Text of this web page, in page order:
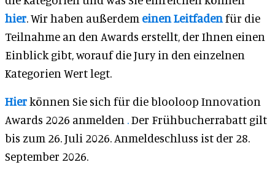
hier. Wir haben außerdem einen Leitfadenfür die
Teilnahme an den Awards erstellt, der Ihnen einen
Einblick gibt, worauf die Jury in den einzelnen
Kategorien Wert legt.
Hierkönnen Sie sich für die blooloop Innovation
Awards 2026 anmelden .Der Frühbucherrabatt gilt
bis zum 26. Juli 2026. Anmeldeschluss ist der 28.
September 2026.